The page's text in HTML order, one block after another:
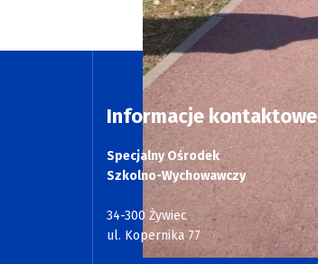
Informacje kontaktowe
Specjalny Ośrodek
Szkolno-Wychowawczy
34-300 Żywiec
ul. Kopernika 77